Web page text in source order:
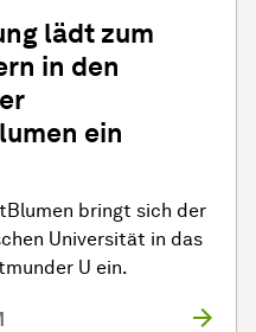
lädt zum
in den
ein
bringt sich der
Uni­ver­si­tät in das
U ein.